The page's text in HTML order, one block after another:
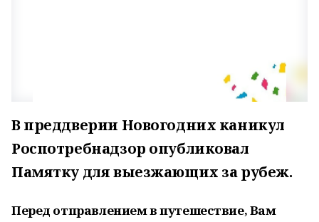
В преддверии Новогодних каникул
Роспотребнадзор опубликовал
Памятку для выезжающих за рубеж.
Перед отправлением в путешествие, Вам